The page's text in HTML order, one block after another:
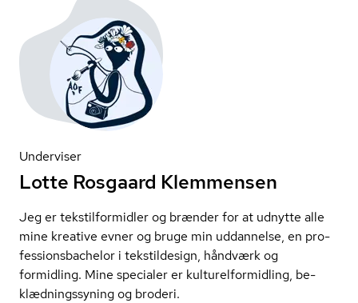
Underviser
Lotte Rosgaard Klemmensen
Jeg er tekstil­for­mid­ler og brænder for at udnytte alle
mine kreative evner og bruge min uddannelse, en pro­
fes­sions­ba­chel­or i tekstildesign, håndværk og
formidling. Mine specialer er kul­tu­rel­for­mid­ling, be­
klæd­nings­sy­ning og broderi.